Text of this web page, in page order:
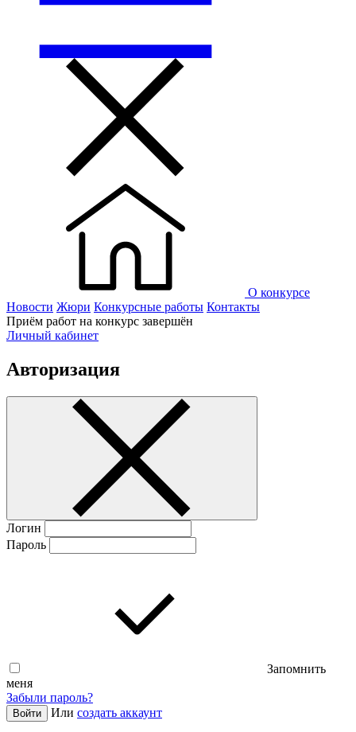
О конкурсе
Новости Жюри Конкурсные работы Контакты
Приём работ на конкурс завершён
Личный кабинет
Авторизация
Логин
Пароль
Запомнить
меня
Забыли пароль?
Войти Или создать аккаунт